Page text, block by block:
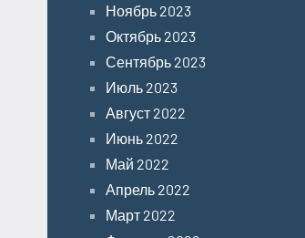
Ноябрь 2023
Октябрь 2023
Сентябрь 2023
Июль 2023
Август 2022
Июнь 2022
Май 2022
Апрель 2022
Март 2022